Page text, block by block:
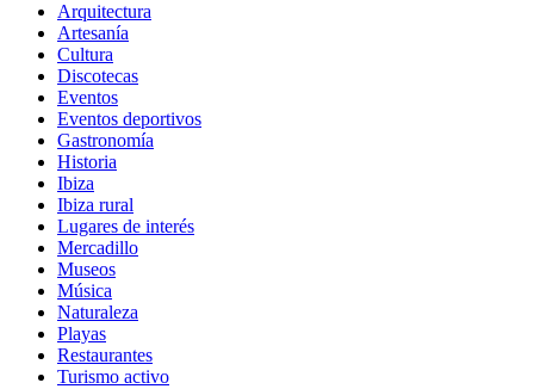
Arquitectura
Artesanía
Cultura
Discotecas
Eventos
Eventos deportivos
Gastronomía
Historia
Ibiza
Ibiza rural
Lugares de interés
Mercadillo
Museos
Música
Naturaleza
Playas
Restaurantes
Turismo activo